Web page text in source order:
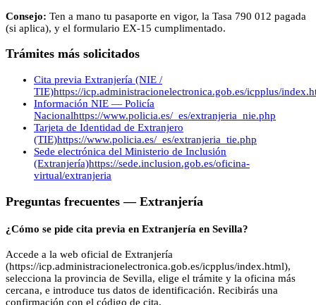
Consejo: Ten a mano tu pasaporte en vigor, la Tasa 790 012 pagada
(si aplica), y el formulario EX-15 cumplimentado.
Trámites más solicitados
Cita previa Extranjería (NIE /
TIE)https://icp.administracionelectronica.gob.es/icpplus/
Información NIE — Policía
Nacionalhttps://www.policia.es/_es/extranjeria_nie.php
Tarjeta de Identidad de Extranjero
(TIE)https://www.policia.es/_es/extranjeria_tie.php
Sede electrónica del Ministerio de Inclusión
(Extranjería)https://sede.inclusion.gob.es/oficina-
virtual/extranjeria
Preguntas frecuentes — Extranjería
¿Cómo se pide cita previa en Extranjería en Sevilla?
Accede a la web oficial de Extranjería
(https://icp.administracionelectronica.gob.es/icpplus/index.html),
selecciona la provincia de Sevilla, elige el trámite y la oficina más
cercana, e introduce tus datos de identificación. Recibirás una
confirmación con el código de cita.